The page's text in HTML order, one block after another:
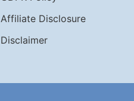
Affiliate Disclosure
Disclaimer